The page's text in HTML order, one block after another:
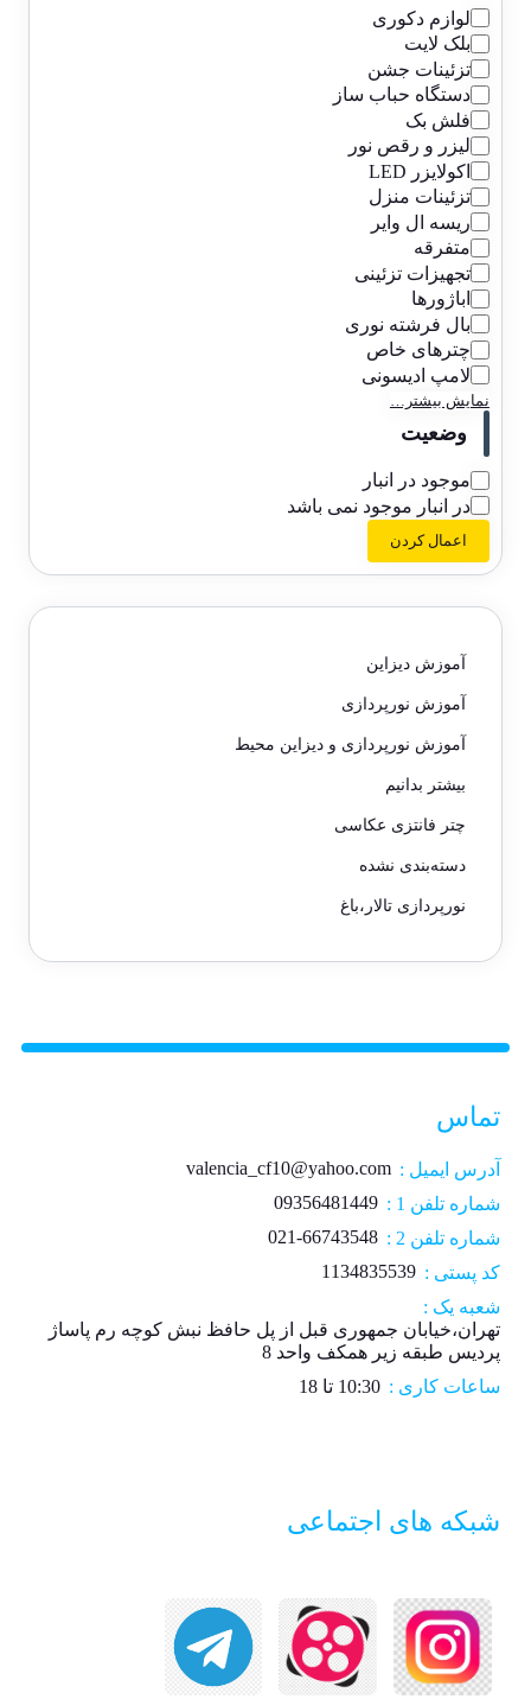
لوازم دکوری
بلک لایت
تزئینات جشن
دستگاه حباب ساز
فلش بک
لیزر و رقص نور
اکولایزر LED
تزئینات منزل
ریسه ال وایر
متفرقه
تجهیزات تزئینی
اباژورها
بال فرشته نوری
چترهای خاص
لامپ ادیسونی
نمایش بیشتر…
وضعیت
موجود در انبار
در انبار موجود نمی باشد
اعمال کردن
آموزش دیزاین
آموزش نورپردازی
آموزش نورپردازی و دیزاین محیط
بیشتر بدانیم
چتر فانتزی عکاسی
دسته‌بندی نشده
نورپردازی تالار،باغ
تماس
آدرس ایمیل : valencia_cf10@yahoo.com
شماره تلفن 1 :
09356481449
شماره تلفن 2 :
021-66743548
کد پستی : 1134835539
شعبه یک :
تهران،خیابان جمهوری قبل از پل حافظ نبش کوچه رم پاساژ
پردیس طبقه زیر همکف واحد 8
ساعات کاری : 10:30 تا 18
شبکه های اجتماعی